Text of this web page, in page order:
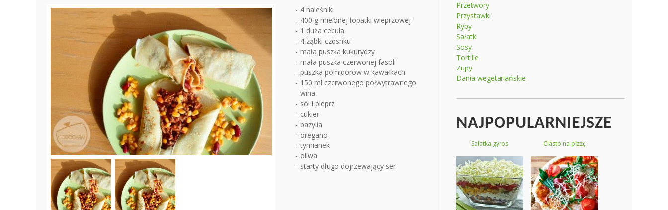
4 naleśniki
400 g mielonej łopatki wieprzowej
1 duża cebula
4 ząbki czosnku
mała puszka kukurydzy
mała puszka czerwonej fasoli
puszka pomidorów w kawałkach
150 ml czerwonego półwytrawnego
wina
sól i pieprz
cukier
bazylia
oregano
tymianek
oliwa
starty długo dojrzewający ser
Przetwory
Przystawki
Ryby
Sałatki
Sosy
Tortille
Zupy
Dania wegetariańskie
NAJPOPULARNIEJSZE
Sałatka gyros Ciasto na pizzę